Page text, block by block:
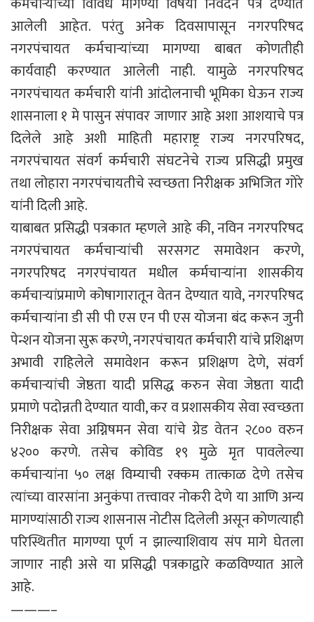
आलेली आहेत. परंतु अनेक दिवसापासून नगरपरिषद
नगरपंचायत कर्मचाऱ्यांच्या मागण्या बाबत कोणतीही
कार्यवाही करण्यात आलेली नाही. यामुळे नगरपरिषद
नगरपंचायत कर्मचारी यांनी आंदोलनाची भूमिका घेऊन राज्य
शासनाला १ मे पासुन संपावर जाणार आहे अशा आशयाचे पत्र
दिलेले आहे अशी माहिती महाराष्ट्र राज्य नगरपरिषद,
नगरपंचायत संवर्ग कर्मचारी संघटनेचे राज्य प्रसिद्धी प्रमुख
तथा लोहारा नगरपंचायतीचे स्वच्छता निरीक्षक अभिजित गोरे
यांनी दिली आहे.
याबाबत प्रसिद्धी पत्रकात म्हणले आहे की, नविन नगरपरिषद
नगरपंचायत कर्मचाऱ्यांची सरसगट समावेशन करणे,
नगरपरिषद नगरपंचायत मधील कर्मचाऱ्यांना शासकीय
कर्मचाऱ्यांप्रमाणे कोषागारातून वेतन देण्यात यावे, नगरपरिषद
कर्मचाऱ्यांना डी सी पी एस एन पी एस योजना बंद करून जुनी
पेन्शन योजना सुरू करणे, नगरपंचायत कर्मचारी यांचे प्रशिक्षण
अभावी राहिलेले समावेशन करून प्रशिक्षण देणे, संवर्ग
कर्मचाऱ्यांची जेष्ठता यादी प्रसिद्ध करुन सेवा जेष्ठता यादी
प्रमाणे पदोन्नती देण्यात यावी, कर व प्रशासकीय सेवा स्वच्छता
निरीक्षक सेवा अग्निषमन सेवा यांचे ग्रेड वेतन २८०० वरुन
४२०० करणे. तसेच कोविड १९ मुळे मृत पावलेल्या
कर्मचाऱ्यांना ५० लक्ष विम्याची रक्कम तात्काळ देणे तसेच
त्यांच्या वारसांना अनुकंपा तत्त्वावर नोकरी देणे या आणि अन्य
मागण्यांसाठी राज्य शासनास नोटीस दिलेली असून कोणत्याही
परिस्थितीत मागण्या पूर्ण न झाल्याशिवाय संप मागे घेतला
जाणार नाही असे या प्रसिद्धी पत्रकाद्वारे कळविण्यात आले
आहे.
———–